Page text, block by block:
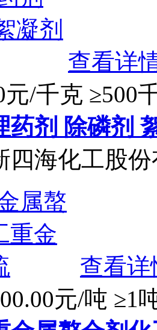
查看详
元/千克 ≥500
药剂 除磷剂
四海化工股
查看详
元/吨 ≥1